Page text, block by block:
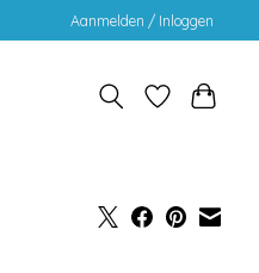
Aanmelden / Inloggen